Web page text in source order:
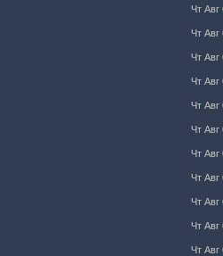
Чт Авг
Чт Авг
Чт Авг
Чт Авг
Чт Авг
Чт Авг
Чт Авг
Чт Авг
Чт Авг
Чт Авг
Чт Авг